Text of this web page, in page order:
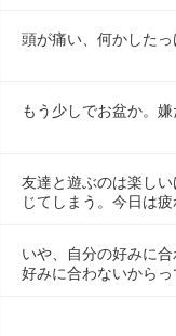
頭が痛い、何かしたっ
もう少しでお盆か。嫌
友達と遊ぶのは楽し
じてしまう。今日は疲
いや、自分の好みに
好みに合わないからっ